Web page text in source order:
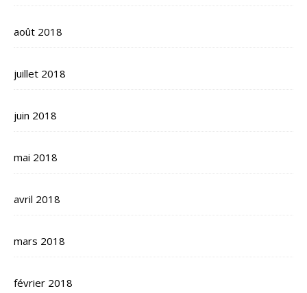
août 2018
juillet 2018
juin 2018
mai 2018
avril 2018
mars 2018
février 2018